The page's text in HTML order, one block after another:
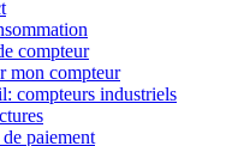
compteur
mon compteur
compteurs industriels
paiement